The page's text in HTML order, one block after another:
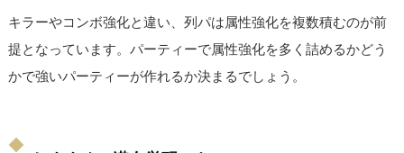
キラーやコンボ強化と違い、列パは属性強化を複数積むのが前
提となっています。パーティーで属性強化を多く詰めるかどう
かで強いパーティーが作れるか決まるでしょう。